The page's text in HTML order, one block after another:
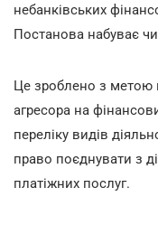
небанківських
Постанова набуває
Це зроблено з метою
агресора на
переліку видів
право поєднувати з
платіжних послуг.